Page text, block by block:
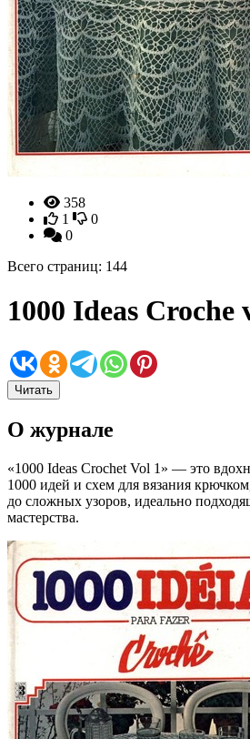
358
1
0
0
Всего страниц: 144
1000 Ideas Croche
Читать
О журнале
«1000 Ideas Crochet Vol 1» — это
1000 идей и схем для вязания
до сложных узоров, идеально
мастерства.